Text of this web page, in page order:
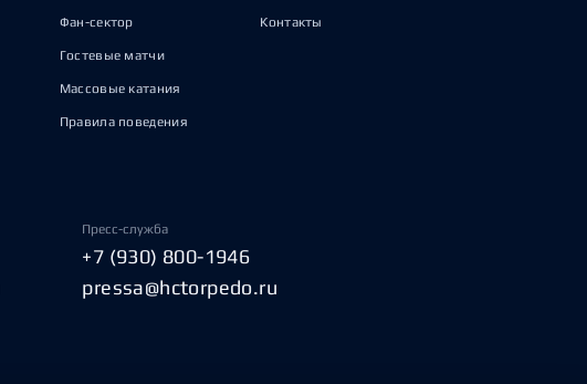
Фан-сектор
Гостевые матчи
Массовые катания
Правила поведения
Контакты
Пресс-служба
+7 (930) 800-1946
pressa@hctorpedo.ru